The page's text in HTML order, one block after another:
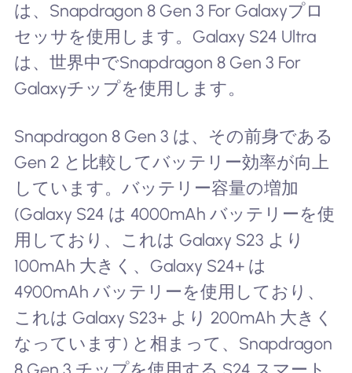
は、Snapdragon 8 Gen 3 For Galaxyプロ
セッサを使用します。Galaxy S24 Ultra
は、世界中でSnapdragon 8 Gen 3 For
Galaxyチップを使用します。
Snapdragon 8 Gen 3 は、その前身である
Gen 2 と比較してバッテリー効率が向上
しています。バッテリー容量の増加
(Galaxy S24 は 4000mAh バッテリーを使
用しており、これは Galaxy S23 より
100mAh 大きく、Galaxy S24+ は
4900mAh バッテリーを使用しており、
これは Galaxy S23+ より 200mAh 大きく
なっています) と相まって、Snapdragon